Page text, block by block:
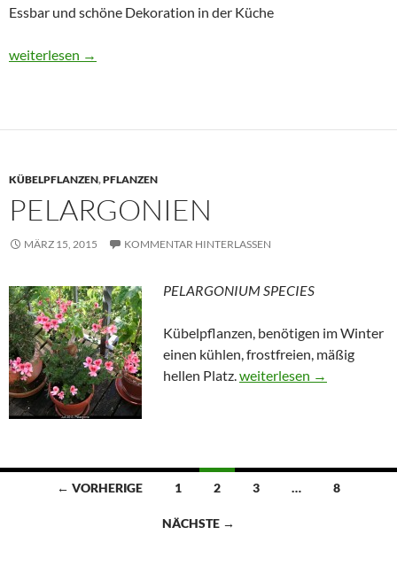
Essbar und schöne Dekoration in der Küche
Kapuzinerkresse
weiterlesen →
KÜBELPFLANZEN,PFLANZEN
PELARGONIEN
MÄRZ 15, 2015 KOMMENTAR HINTERLASSEN
PELARGONIUM SPECIES
Kübelpflanzen, benötigen im Winter
einen kühlen, frostfreien, mäßig
hellen Platz.Pelargonien
weiterlesen →
Beitragsnavigation
← VORHERIGE 1 2 3 … 8
NÄCHSTE →